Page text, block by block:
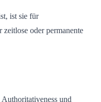
ist sie für
oder permanente
und